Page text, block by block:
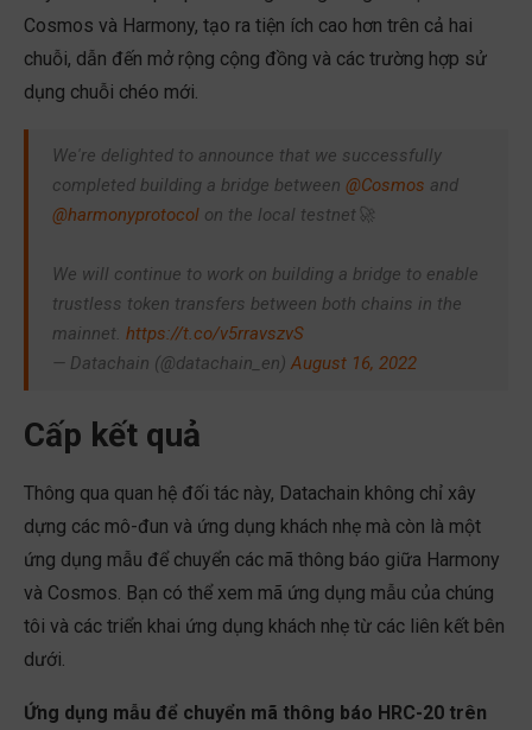
Cosmos và Harmony, tạo ra tiện ích cao hơn trên cả hai
chuỗi, dẫn đến mở rộng cộng đồng và các trường hợp sử
dụng chuỗi chéo mới.
We're delighted to announce that we successfully
completed building a bridge between @Cosmos and
@harmonyprotocol on the local testnet🚀
We will continue to work on building a bridge to enable
trustless token transfers between both chains in the
mainnet. https://t.co/v5rravszvS
— Datachain (@datachain_en)August 16, 2022
Cấp kết quả
Thông qua quan hệ đối tác này, Datachain không chỉ xây
dựng các mô-đun và ứng dụng khách nhẹ mà còn là một
ứng dụng mẫu để chuyển các mã thông báo giữa Harmony
và Cosmos. Bạn có thể xem mã ứng dụng mẫu của chúng
tôi và các triển khai ứng dụng khách nhẹ từ các liên kết bên
dưới.
Ứng dụng mẫu để chuyển mã thông báo HRC-20 trên